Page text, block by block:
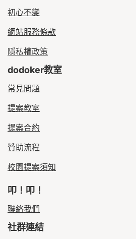
初心不變
網站服務條款
隱私權政策
dodoker教室
常見問題
提案教室
提案合約
贊助流程
校園提案須知
叩！叩！
聯絡我們
社群連結